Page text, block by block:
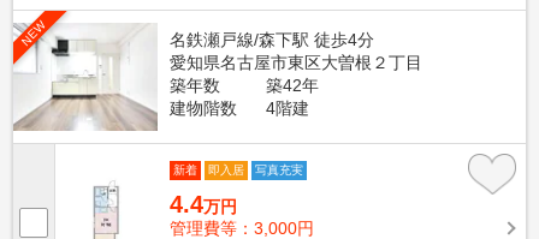
NEW
名鉄瀬戸線/森下駅 徒歩4分
愛知県名古屋市東区大曽根２丁目
築年数
築42年
建物階数
4階建
新着 即入居 写真充実
4.4万円
管理費等：3,000円